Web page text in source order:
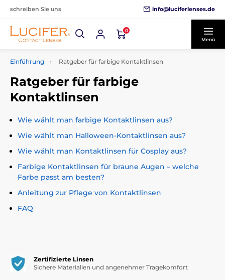
schreiben Sie uns info@luciferlenses.de
0
Menü
Einführung Ratgeber für farbige Kontaktlinsen
Ratgeber für farbige
Kontaktlinsen
Wie wählt man farbige Kontaktlinsen aus?
Wie wählt man Halloween-Kontaktlinsen aus?
Wie wählt man Kontaktlinsen für Cosplay aus?
Farbige Kontaktlinsen für braune Augen – welche
Farbe passt am besten?
Anleitung zur Pflege von Kontaktlinsen
FAQ
Zertifizierte Linsen
Sichere Materialien und angenehmer Tragekomfort